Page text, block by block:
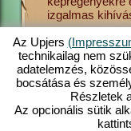
Tudj
izgalmas
Az Upjers
technikailag nem
adatelemzés,
bocsátása és
Részletek
Az opcionális sütik